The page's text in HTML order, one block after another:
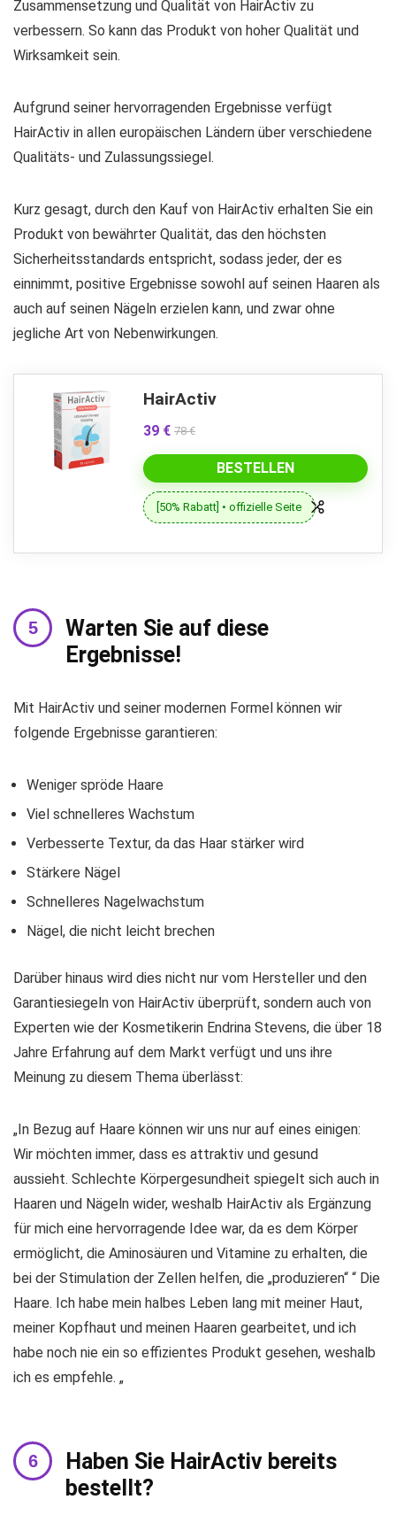
Zusammensetzung und Qualität von HairActiv zu
verbessern. So kann das Produkt von hoher Qualität und
Wirksamkeit sein.
Aufgrund seiner hervorragenden Ergebnisse verfügt
HairActiv in allen europäischen Ländern über verschiedene
Qualitäts- und Zulassungssiegel.
Kurz gesagt, durch den Kauf von HairActiv erhalten Sie ein
Produkt von bewährter Qualität, das den höchsten
Sicherheitsstandards entspricht, sodass jeder, der es
einnimmt, positive Ergebnisse sowohl auf seinen Haaren als
auch auf seinen Nägeln erzielen kann, und zwar ohne
jegliche Art von Nebenwirkungen.
HairActiv
39 € 78 €
BESTELLEN
[50% Rabatt] • offizielle Seite
Warten Sie auf diese
Ergebnisse!
Mit HairActiv und seiner modernen Formel können wir
folgende Ergebnisse garantieren:
Weniger spröde Haare
Viel schnelleres Wachstum
Verbesserte Textur, da das Haar stärker wird
Stärkere Nägel
Schnelleres Nagelwachstum
Nägel, die nicht leicht brechen
Darüber hinaus wird dies nicht nur vom Hersteller und den
Garantiesiegeln von HairActiv überprüft, sondern auch von
Experten wie der Kosmetikerin Endrina Stevens, die über 18
Jahre Erfahrung auf dem Markt verfügt und uns ihre
Meinung zu diesem Thema überlässt:
„In Bezug auf Haare können wir uns nur auf eines einigen:
Wir möchten immer, dass es attraktiv und gesund
aussieht. Schlechte Körpergesundheit spiegelt sich auch in
Haaren und Nägeln wider, weshalb HairActiv als Ergänzung
für mich eine hervorragende Idee war, da es dem Körper
ermöglicht, die Aminosäuren und Vitamine zu erhalten, die
bei der Stimulation der Zellen helfen, die „produzieren“ “ Die
Haare. Ich habe mein halbes Leben lang mit meiner Haut,
meiner Kopfhaut und meinen Haaren gearbeitet, und ich
habe noch nie ein so effizientes Produkt gesehen, weshalb
ich es empfehle. „
Haben Sie HairActiv bereits
bestellt?